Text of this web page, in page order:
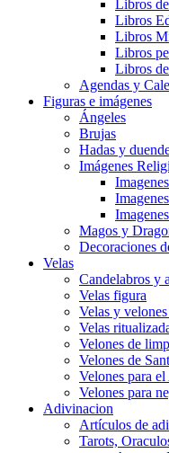
Libros
Libros
Libros
Libros
Libros
Agendas y
Figuras e imágenes
Ángeles
Brujas
Hadas y
Imágenes
Magos y
Decoraciones
Velas
Candelabros y
Velas figura
Velas y
Velas
Velones de
Velones de
Velones para
Velones para
Adivinacion
Artículos de
Tarots,